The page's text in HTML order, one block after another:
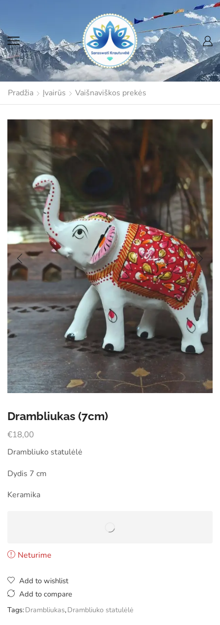
Pradžia Įvairūs Vaišnaviškos prekės
Drambliukas (7cm)
€18,00
Drambliuko statulėlė
Dydis 7 cm
Keramika
Neturime
Add to wishlist
Add to compare
Tags:Drambliukas,Drambliuko statulėlė